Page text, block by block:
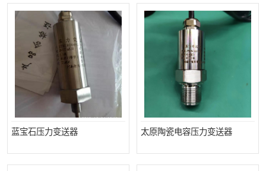
蓝宝石压力变送器 太原陶瓷电容压力变送器